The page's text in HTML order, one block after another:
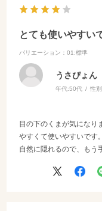
とても使いやすい
バリエーション：01:標準
うさぴょん
年代:50代 性
目の下のくまが気になり
やすくて使いやすいです
自然に隠れるので、もう